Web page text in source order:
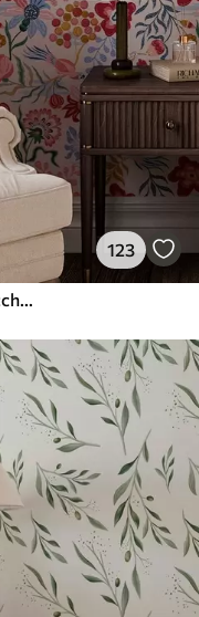
123
Composizione luminosa di fiori e bacche con pappagalli